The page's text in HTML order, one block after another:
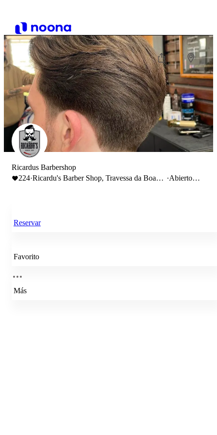
Ricardus Barbershop
224·Ricardu's Barber Shop, Travessa da Boa
·Abierto
Reservar
Favorito
Más